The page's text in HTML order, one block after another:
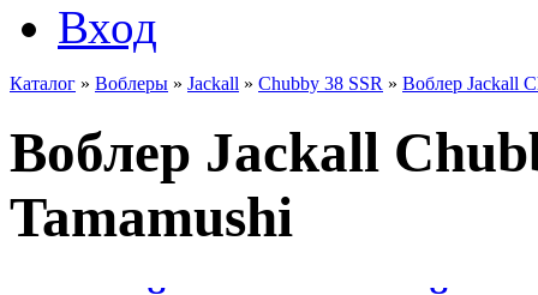
Вход
Каталог » Воблеры » Jackall » Chubby 38 SSR » Воблер Jackall
Воблер Jackall
Tamamushi